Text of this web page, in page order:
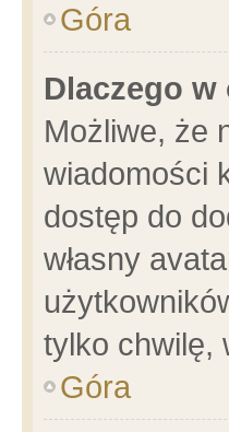
Góra
Dlaczego
Możliwe, że
wiadomości
dostęp do
własny
tylko chwilę,
Góra